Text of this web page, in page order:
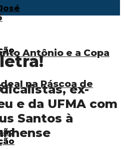
na Páscoa de
Antônio e a Copa
ex-
e da UFMA com
Santos à